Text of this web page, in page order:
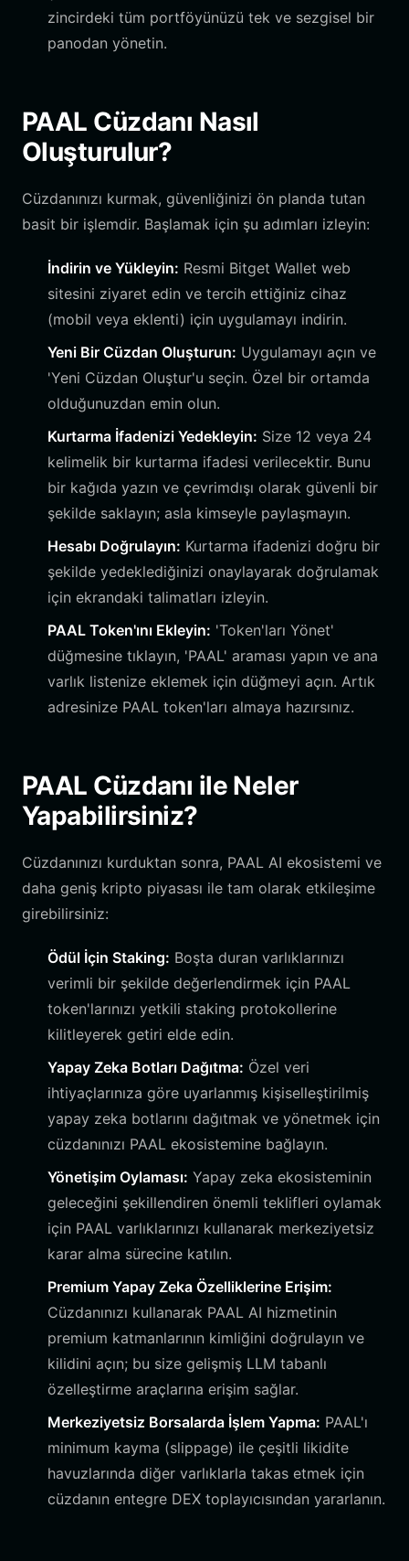
zincirdeki tüm portföyünüzü tek ve sezgisel bir
panodan yönetin.
PAAL Cüzdanı Nasıl
Oluşturulur?
Cüzdanınızı kurmak, güvenliğinizi ön planda tutan
basit bir işlemdir. Başlamak için şu adımları izleyin:
İndirin ve Yükleyin: Resmi Bitget Wallet web
sitesini ziyaret edin ve tercih ettiğiniz cihaz
(mobil veya eklenti) için uygulamayı indirin.
Yeni Bir Cüzdan Oluşturun: Uygulamayı açın ve
'Yeni Cüzdan Oluştur'u seçin. Özel bir ortamda
olduğunuzdan emin olun.
Kurtarma İfadenizi Yedekleyin: Size 12 veya 24
kelimelik bir kurtarma ifadesi verilecektir. Bunu
bir kağıda yazın ve çevrimdışı olarak güvenli bir
şekilde saklayın; asla kimseyle paylaşmayın.
Hesabı Doğrulayın: Kurtarma ifadenizi doğru bir
şekilde yedeklediğinizi onaylayarak doğrulamak
için ekrandaki talimatları izleyin.
PAAL Token'ını Ekleyin: 'Token'ları Yönet'
düğmesine tıklayın, 'PAAL' araması yapın ve ana
varlık listenize eklemek için düğmeyi açın. Artık
adresinize PAAL token'ları almaya hazırsınız.
PAAL Cüzdanı ile Neler
Yapabilirsiniz?
Cüzdanınızı kurduktan sonra, PAAL AI ekosistemi ve
daha geniş kripto piyasası ile tam olarak etkileşime
girebilirsiniz:
Ödül İçin Staking: Boşta duran varlıklarınızı
verimli bir şekilde değerlendirmek için PAAL
token'larınızı yetkili staking protokollerine
kilitleyerek getiri elde edin.
Yapay Zeka Botları Dağıtma: Özel veri
ihtiyaçlarınıza göre uyarlanmış kişiselleştirilmiş
yapay zeka botlarını dağıtmak ve yönetmek için
cüzdanınızı PAAL ekosistemine bağlayın.
Yönetişim Oylaması: Yapay zeka ekosisteminin
geleceğini şekillendiren önemli teklifleri oylamak
için PAAL varlıklarınızı kullanarak merkeziyetsiz
karar alma sürecine katılın.
Premium Yapay Zeka Özelliklerine Erişim:
Cüzdanınızı kullanarak PAAL AI hizmetinin
premium katmanlarının kimliğini doğrulayın ve
kilidini açın; bu size gelişmiş LLM tabanlı
özelleştirme araçlarına erişim sağlar.
Merkeziyetsiz Borsalarda İşlem Yapma: PAAL'ı
minimum kayma (slippage) ile çeşitli likidite
havuzlarında diğer varlıklarla takas etmek için
cüzdanın entegre DEX toplayıcısından yararlanın.